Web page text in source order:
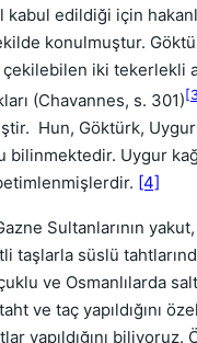
kabul edildiği için
konulmuştur.
çekilebilen iki tekerlekli
(Chavannes, s. 301)
Hun, Göktürk, Uygur
bilinmektedir. Uygur
[4]
Sultanlarının
taşlarla süslü
ve Osmanlılarda
ve taç yapıldığını
yapıldığını biliyoruz.